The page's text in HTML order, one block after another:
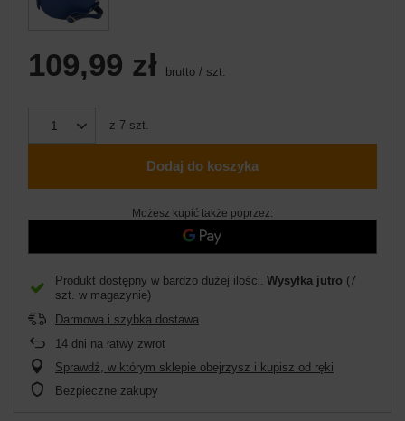
109,99 zł brutto / szt.
z 7 szt.
Dodaj do koszyka
Możesz kupić także poprzez:
Produkt dostępny w bardzo dużej ilości Wysyłka jutro (7
szt. w magazynie)
Darmowa i szybka dostawa
14 dni na łatwy zwrot
Sprawdź, w którym sklepie obejrzysz i kupisz od ręki
Bezpieczne zakupy